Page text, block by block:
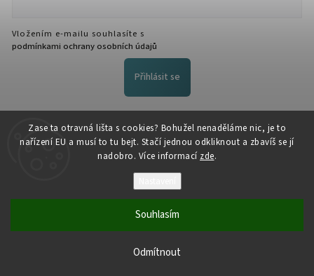
Zase ta otravná lišta s cookies? Bohužel nenaděláme nic, je to
nařízení EU a musí to tu bejt. Stačí jednou odkliknout a zbavíš se jí
nadobro. Více informací zde.
Odmítnout
Souhlasím
Vložením e-mailu souhlasíte s
podmínkami ochrany osobních údajů
Přihlásit se
FACEBOOK
Shoptet| Design